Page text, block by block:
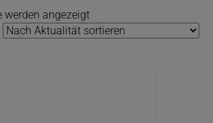
werden angezeigtNach
Aktualität